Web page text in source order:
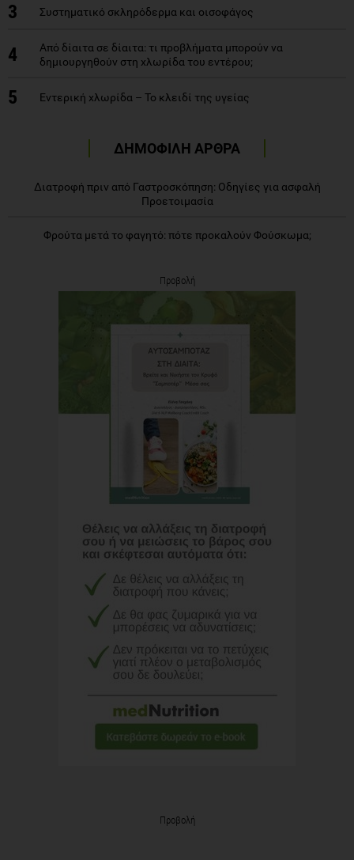
3 Συστηματικό σκληρόδερμα και οισοφάγος
4
Από δίαιτα σε δίαιτα: τι προβλήματα μπορούν να
δημιουργηθούν στη χλωρίδα του εντέρου;
5 Εντερική χλωρίδα – Το κλειδί της υγείας
ΔΗΜΟΦΙΛΗ ΑΡΘΡΑ
Διατροφή πριν από Γαστροσκόπηση: Οδηγίες για ασφαλή
Προετοιμασία
Φρούτα μετά το φαγητό: πότε προκαλούν Φούσκωμα;
Προβολή
Προβολή